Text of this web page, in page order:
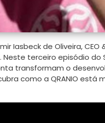
de Oliveira, CEO &
terceiro episódio do
transformam o
como a QRANIO está